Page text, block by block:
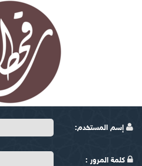
إسم المستخدم:
كلمة المرور :